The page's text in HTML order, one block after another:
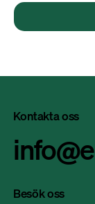
Besök oss
Kontakta oss